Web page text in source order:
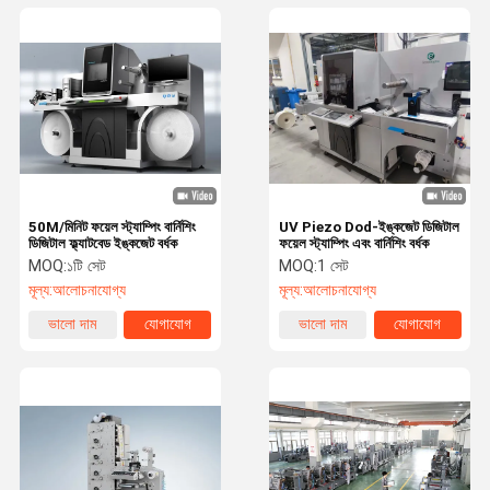
UV Piezo Dod-ইঙ্কজেট ডিজিটাল
ফয়েল স্ট্যাম্পিং এবং বার্নিশিং বর্ধক
MOQ:1 সেট
মূল্য:আলোচনাযোগ্য
ভালো দাম
যোগাযোগ
50M/মিনিট ফয়েল স্ট্যাম্পিং বার্নিশিং
ডিজিটাল ফ্ল্যাটবেড ইঙ্কজেট বর্ধক
MOQ:১টি সেট
মূল্য:আলোচনাযোগ্য
ভালো দাম
যোগাযোগ